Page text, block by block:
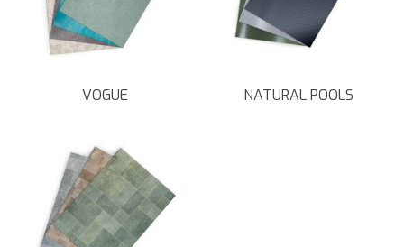
VOGUE NATURAL POOLS